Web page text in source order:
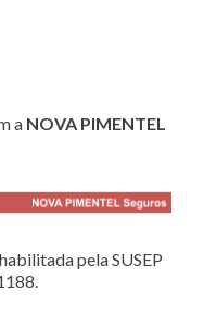
a NOVA PIMENTEL
pela SUSEP